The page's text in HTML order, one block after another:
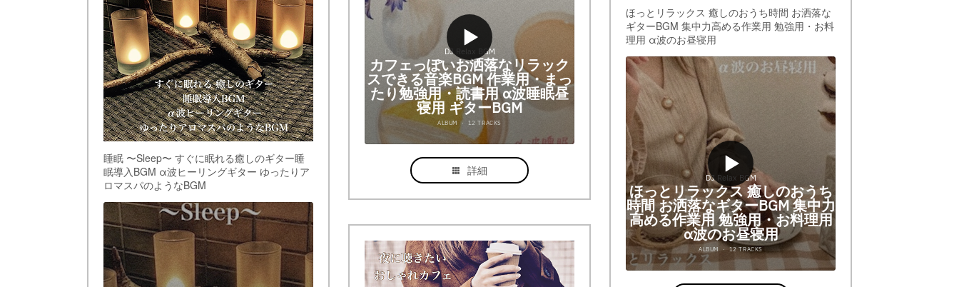
詳細
ほっとリラックス 癒しのおうち時間 お洒落な
ギターBGM 集中力高める作業用 勉強用・お料
理用 α波のお昼寝用
睡眠 〜Sleep〜 すぐに眠れる癒しのギター睡
眠導入BGM α波ヒーリングギター ゆったりア
ロマスパのようなBGM